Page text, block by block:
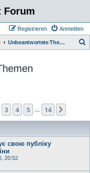
Forum
Anmelden
Registrieren
Unbeantwortete Themen
14
3 4 5 14
свою публіку
20:52